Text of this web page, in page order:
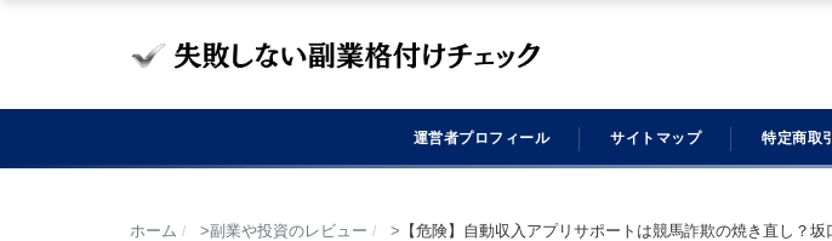
運営者プロフィール サイトマップ 特定商取
ホーム / 副業や投資のレビュー / 【危険】自動収入アプリサポートは競馬詐欺の焼き直し？